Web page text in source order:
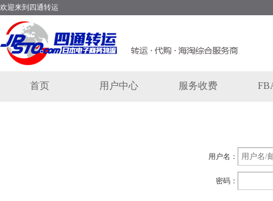
欢迎来到四通转运
首页 用户中心 服务收费
用户名：
密码：